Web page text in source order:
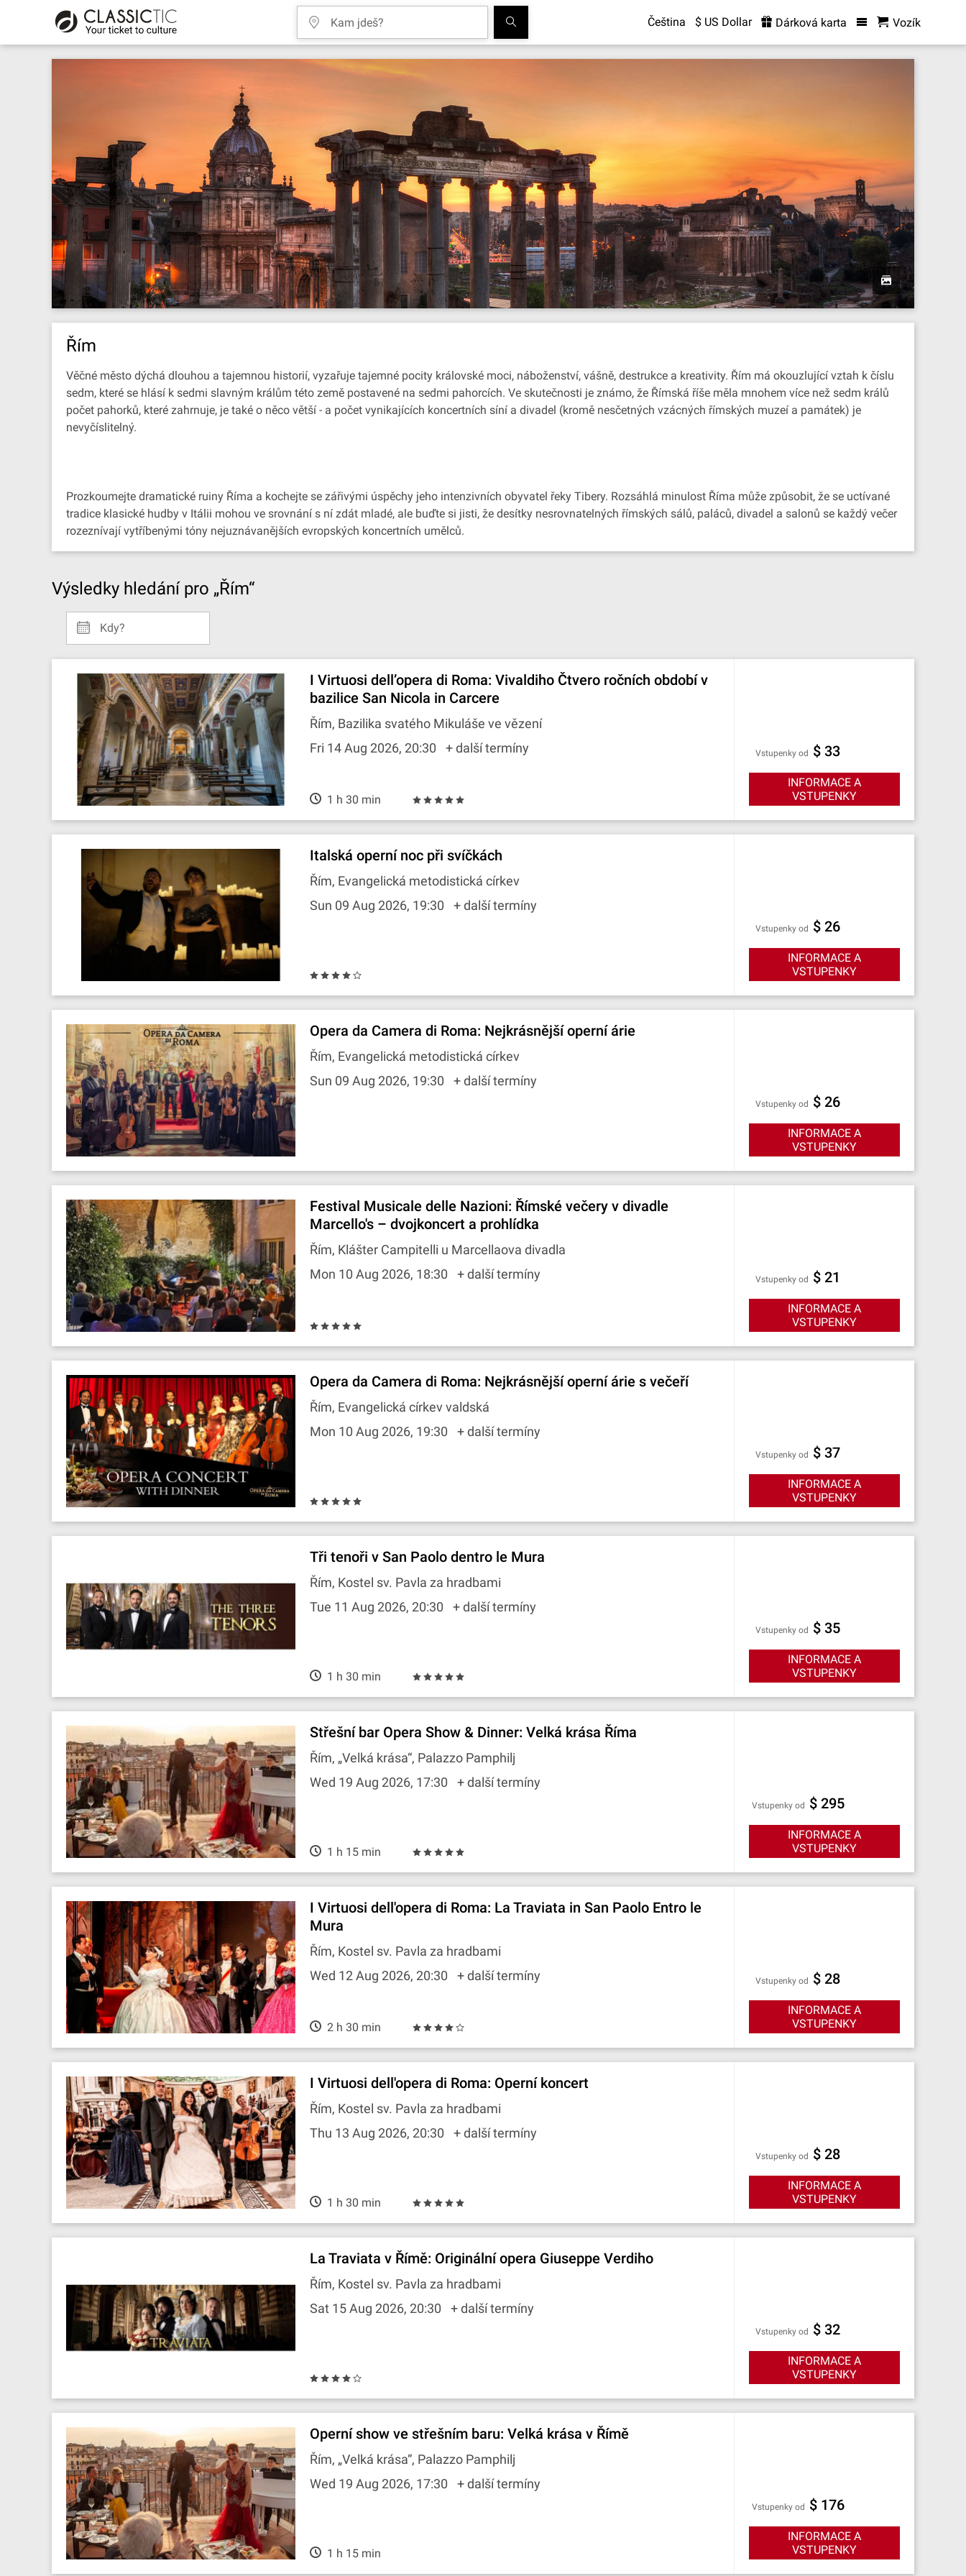
Čeština $ US Dollar Dárková karta Vozík
Řím
Věčné město dýchá dlouhou a tajemnou historií, vyzařuje tajemné pocity královské moci, náboženství, vášně, destrukce a kreativity. Řím má okouzlující vztah k číslu
sedm, které se hlásí k sedmi slavným králům této země postavené na sedmi pahorcích. Ve skutečnosti je známo, že Římská říše měla mnohem více než sedm králů
počet pahorků, které zahrnuje, je také o něco větší - a počet vynikajících koncertních síní a divadel (kromě nesčetných vzácných římských muzeí a památek) je
nevyčíslitelný.
Prozkoumejte dramatické ruiny Říma a kochejte se zářivými úspěchy jeho intenzivních obyvatel řeky Tibery. Rozsáhlá minulost Říma může způsobit, že se uctívané
tradice klasické hudby v Itálii mohou ve srovnání s ní zdát mladé, ale buďte si jisti, že desítky nesrovnatelných římských sálů, paláců, divadel a salonů se každý večer
rozeznívají vytříbenými tóny nejuznávanějších evropských koncertních umělců.
Výsledky hledání pro „Řím“
Kdy?
I Virtuosi dell’opera di Roma: Vivaldiho Čtvero ročních období v
bazilice San Nicola in Carcere
Řím, Bazilika svatého Mikuláše ve vězení
Fri 14 Aug 2026, 20:30
+ další termíny
1 h 30 min
Vstupenky od $ 33
INFORMACE A
VSTUPENKY
Italská operní noc při svíčkách
Řím, Evangelická metodistická církev
Sun 09 Aug 2026, 19:30
+ další termíny
Vstupenky od $ 26
INFORMACE A
VSTUPENKY
Opera da Camera di Roma: Nejkrásnější operní árie
Řím, Evangelická metodistická církev
Sun 09 Aug 2026, 19:30
+ další termíny
Vstupenky od $ 26
INFORMACE A
VSTUPENKY
Festival Musicale delle Nazioni: Římské večery v divadle
Marcello's – dvojkoncert a prohlídka
Řím, Klášter Campitelli u Marcellaova divadla
Mon 10 Aug 2026, 18:30
+ další termíny Vstupenky od $ 21
INFORMACE A
VSTUPENKY
Opera da Camera di Roma: Nejkrásnější operní árie s večeří
Řím, Evangelická církev valdská
Mon 10 Aug 2026, 19:30
+ další termíny
Vstupenky od $ 37
INFORMACE A
VSTUPENKY
Tři tenoři v San Paolo dentro le Mura
Řím, Kostel sv. Pavla za hradbami
Tue 11 Aug 2026, 20:30
+ další termíny
1 h 30 min
Vstupenky od $ 35
INFORMACE A
VSTUPENKY
Střešní bar Opera Show & Dinner: Velká krása Říma
Řím, „Velká krása“, Palazzo Pamphilj
Wed 19 Aug 2026, 17:30
+ další termíny
1 h 15 min
Vstupenky od $ 295
INFORMACE A
VSTUPENKY
I Virtuosi dell'opera di Roma: La Traviata in San Paolo Entro le
Mura
Řím, Kostel sv. Pavla za hradbami
Wed 12 Aug 2026, 20:30
+ další termíny
2 h 30 min
Vstupenky od $ 28
INFORMACE A
VSTUPENKY
I Virtuosi dell'opera di Roma: Operní koncert
Řím, Kostel sv. Pavla za hradbami
Thu 13 Aug 2026, 20:30
+ další termíny
1 h 30 min
Vstupenky od $ 28
INFORMACE A
VSTUPENKY
La Traviata v Římě: Originální opera Giuseppe Verdiho
Řím, Kostel sv. Pavla za hradbami
Sat 15 Aug 2026, 20:30
+ další termíny
Vstupenky od $ 32
INFORMACE A
VSTUPENKY
Operní show ve střešním baru: Velká krása v Římě
Řím, „Velká krása“, Palazzo Pamphilj
Wed 19 Aug 2026, 17:30
+ další termíny
1 h 15 min
Vstupenky od $ 176
INFORMACE A
VSTUPENKY